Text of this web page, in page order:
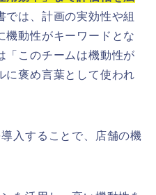
では、計画の実効性や組
機動性がキーワードとな
「このチームは機動性が
に褒め言葉として使われ
入することで、店舗の機